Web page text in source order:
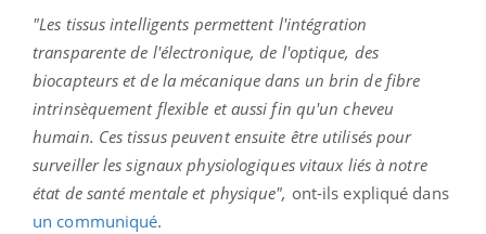
"Les tissus intelligents permettent l'intégration
transparente de l'électronique, de l'optique, des
biocapteurs et de la mécanique dans un brin de fibre
intrinsèquement flexible et aussi fin qu'un cheveu
humain. Ces tissus peuvent ensuite être utilisés pour
surveiller les signaux physiologiques vitaux liés à notre
état de santé mentale et physique", ont-ils expliqué dans
un communiqué.